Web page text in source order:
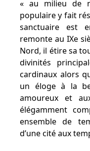
« au milieu de
populaire y fait
sanctuaire est
remonte au IXe
Nord, il étire sa
divinités
cardinaux alors
un éloge à la
amoureux et
élégamment
ensemble de
d’une cité aux